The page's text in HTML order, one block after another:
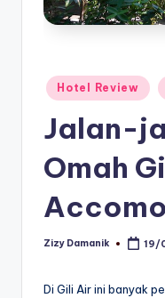
Posted
in
Hotel Review
Jalan-
Omah
Posted
Zizy Damanik 19/
Di Gili Air ini banyak